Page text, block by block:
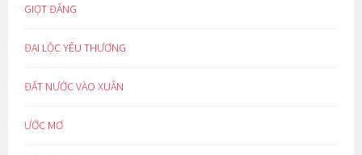
GIỌT ĐẮNG
ĐẠI LỘC YÊU THƯƠNG
ĐẤT NƯỚC VÀO XUÂN
ƯỚC MƠ